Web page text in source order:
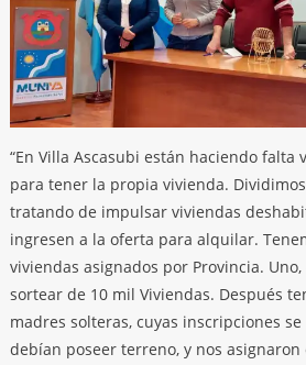
“En Villa Ascasubi están haciendo
para tener la propia vivienda.
tratando de impulsar viviendas
ingresen a la oferta para alquilar.
viviendas asignados por Provincia.
sortear de 10 mil Viviendas. Después
madres solteras, cuyas inscripciones
debían poseer terreno, y nos asignaron